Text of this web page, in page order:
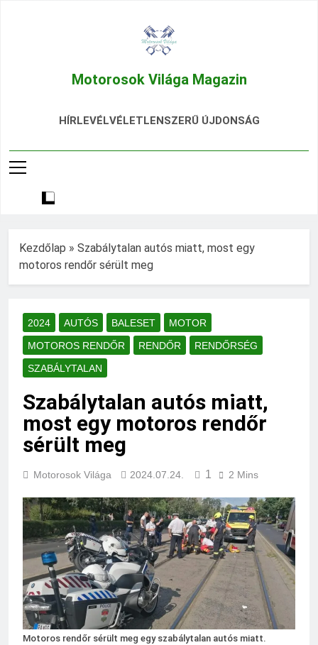
Motorosok Világa Magazin
Hírek, Tesztek, Élmények Egy Helyen!
HÍRLEVÉLVÉLETLENSZERŰ ÚJDONSÁG
Kezdőlap » Szabálytalan autós miatt, most egy
motoros rendőr sérült meg
2024 AUTÓS BALESET
MOTOR
MOTOROS RENDŐR
RENDŐR
RENDŐRSÉG
SZABÁLYTALAN
Szabálytalan autós miatt,
most egy motoros rendőr
sérült meg
Motorosok Világa 2024.07.24. 1 2 Mins
Motoros rendőr sérült meg egy szabálytalan autós miatt.